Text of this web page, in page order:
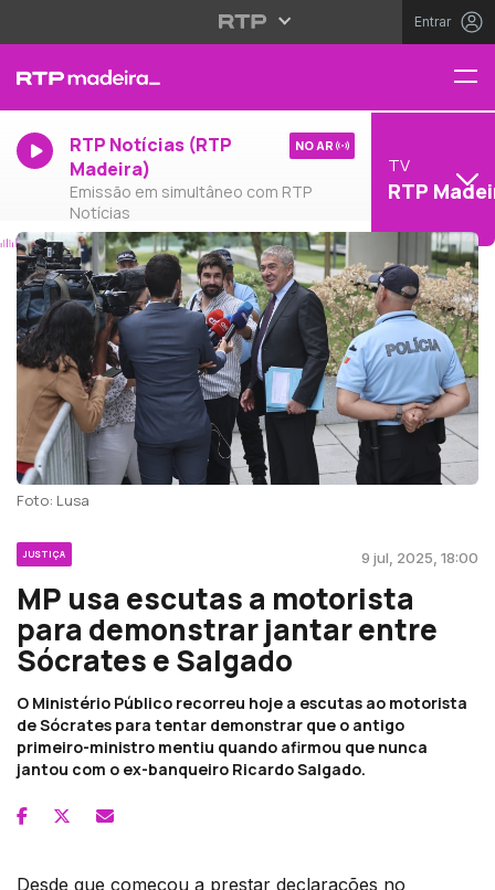
Entrar
RTP Notícias (RTP
Madeira)
Emissão em simultâneo com RTP
Notícias
NO AR
TV
RTP
Foto: Lusa
JUSTIÇA 9 jul, 2025, 18:00
MP usa escutas a motorista
para demonstrar jantar entre
Sócrates e Salgado
O Ministério Público recorreu hoje a escutas ao motorista
de Sócrates para tentar demonstrar que o antigo
primeiro-ministro mentiu quando afirmou que nunca
jantou com o ex-banqueiro Ricardo Salgado.
Desde que começou a prestar declarações no